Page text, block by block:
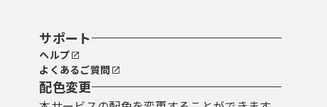
します。なお，その場合，亡失した
は新規に利用者ＩＤを取得するも
サポート
ヘルプ
よくあるご質問
配色変更